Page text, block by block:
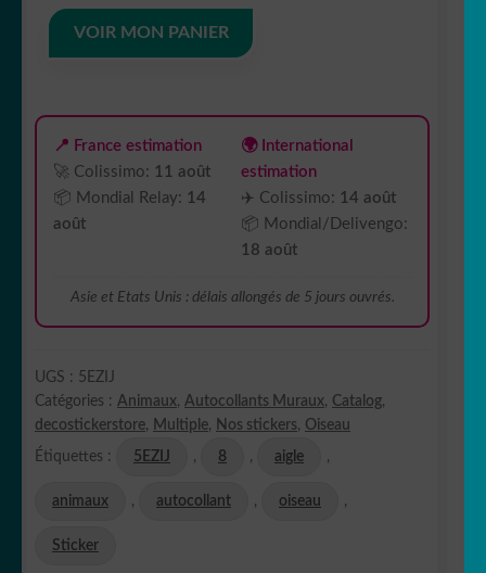
animaux
oiseau
5EZIJ
VOIR MON PANIER
📍 France estimation
🚀 Colissimo: 11 août
📦 Mondial Relay: 14
août
🌍 International
estimation
✈️ Colissimo: 14 août
📦 Mondial/Delivengo:
18 août
Asie et Etats Unis : délais allongés de 5 jours ouvrés.
UGS : 5EZIJ
Catégories : Animaux, Autocollants Muraux, Catalog,
decostickerstore, Multiple, Nos stickers, Oiseau
Étiquettes : 5EZIJ , 8 , aigle ,
animaux , autocollant , oiseau ,
Sticker